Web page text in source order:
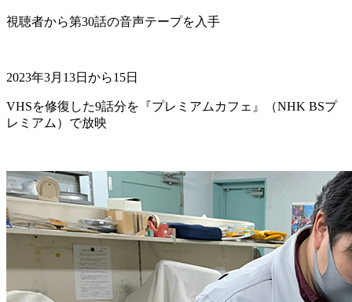
視聴者から第30話の音声テープを入手
2023年3月13日から15日
VHSを修復した9話分を『プレミアムカフェ』（NHK BSプ
レミアム）で放映